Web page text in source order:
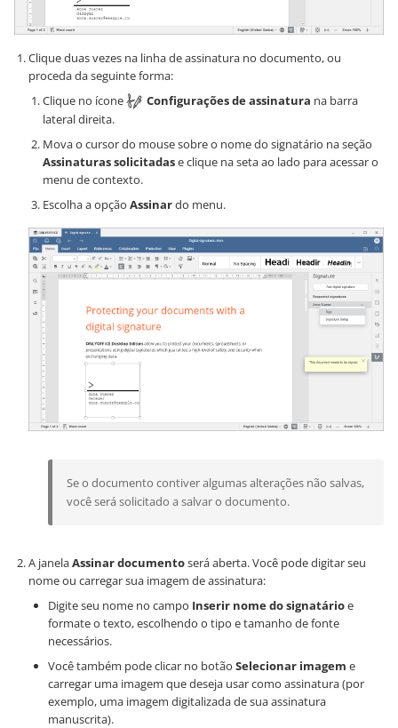
Clique duas vezes na linha de assinatura no documento, ou
proceda da seguinte forma:
Clique no ícone
Configurações de assinatura na barra
lateral direita.
Mova o cursor do mouse sobre o nome do signatário na seção
Assinaturas solicitadase clique na seta ao lado para acessar o
menu de contexto.
Escolha a opção Assinardo menu.
Se o documento contiver algumas alterações não salvas,
você será solicitado a salvar o documento.
A janelaAssinar documentoserá aberta. Você pode digitar seu
nome ou carregar sua imagem de assinatura:
Digite seu nome no campo Inserir nome do signatárioe
formate o texto, escolhendo o tipo e tamanho de fonte
necessários.
Você também pode clicar no botão Selecionar imagem e
carregar uma imagem que deseja usar como assinatura (por
exemplo, uma imagem digitalizada de sua assinatura
manuscrita).